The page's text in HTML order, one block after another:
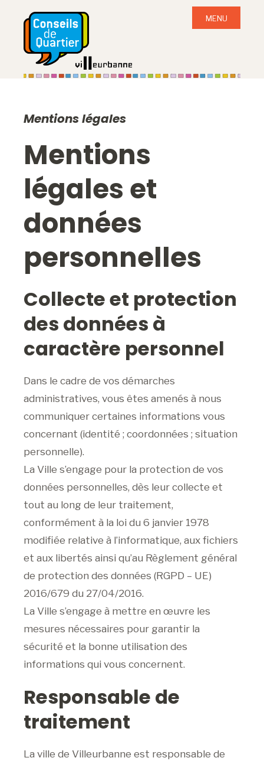
MENU
Mentions légales
Mentions
légales et
données
personnelles
Collecte et protection
des données à
caractère personnel
Dans le cadre de vos démarches
administratives, vous êtes amenés à nous
communiquer certaines informations vous
concernant (identité ; coordonnées ; situation
personnelle).
La Ville s’engage pour la protection de vos
données personnelles, dès leur collecte et
tout au long de leur traitement,
conformément à la loi du 6 janvier 1978
modifiée relative à l’informatique, aux fichiers
et aux libertés ainsi qu’au Règlement général
de protection des données (RGPD – UE)
2016/679 du 27/04/2016.
La Ville s’engage à mettre en œuvre les
mesures nécessaires pour garantir la
sécurité et la bonne utilisation des
informations qui vous concernent.
Responsable de
traitement
La ville de Villeurbanne est responsable de